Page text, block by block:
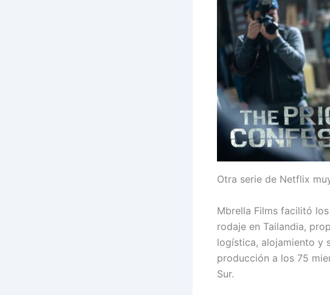
Otra serie de Netflix
Mbrella Films facilitó
rodaje en Tailandia,
logística, alojamiento y
producción a los 75
Sur.